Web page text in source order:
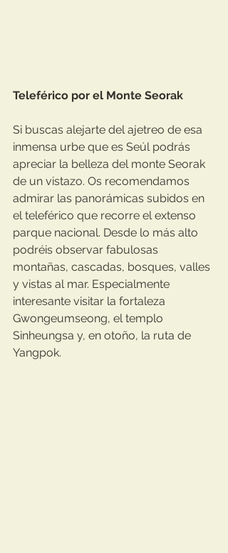
Teleférico por el Monte Seorak
Si buscas alejarte del ajetreo de esa
inmensa urbe que es Seúl podrás
apreciar la belleza del monte Seorak
de un vistazo. Os recomendamos
admirar las panorámicas subidos en
el teleférico que recorre el extenso
parque nacional. Desde lo más alto
podréis observar fabulosas
montañas, cascadas, bosques, valles
y vistas al mar. Especialmente
interesante visitar la fortaleza
Gwongeumseong, el templo
Sinheungsa y, en otoño, la ruta de
Yangpok.